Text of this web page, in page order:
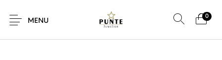
MENU
0